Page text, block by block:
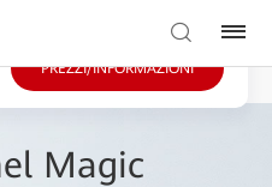
PREZZI/INFORMAZIONI
Magic